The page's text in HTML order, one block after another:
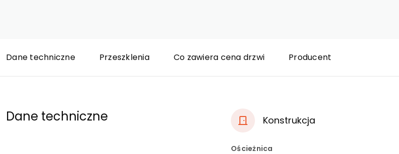
Dane techniczne Przeszklenia Co zawiera cena drzwi Producent
Dane techniczne Konstrukcja
Ościeżnica